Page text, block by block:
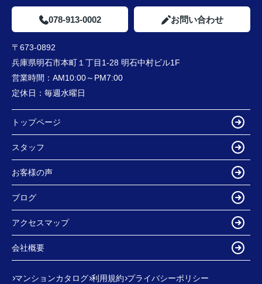
078-913-0002 お問い合わせ
〒673-0892
兵庫県明石市本町１丁目1-28 明石中村ビル1F
営業時間： AM10:00～PM7:00
定休日： 毎週水曜日
トップページ
スタッフ
お客様の声
ブログ
アクセスマップ
会社概要
マンションカタログ 利用規約 プライバシーポリシー